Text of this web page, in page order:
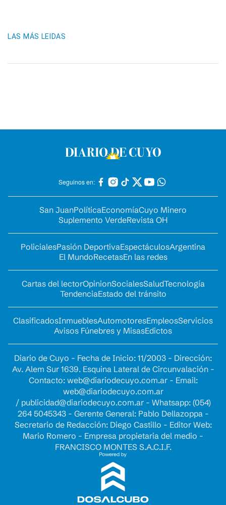
LAS MÁS LEIDAS
Seguinos en:
San JuanPolíticaEconomíaCuyo Minero
Suplemento VerdeRevista OH
PolicialesPasión DeportivaEspectáculosArgentina
El MundoRecetasEn las redes
Cartas del lectorOpinionSocialesSaludTecnología
TendenciaEstado del tránsito
ClasificadosInmueblesAutomotoresEmpleosServicios
Avisos Fúnebres y MisasEdictos
Diario de Cuyo - Fecha de Inicio: 11/2003 - Dirección:
Av. Alem Sur 1639. Esquina Lateral de Circunvalación -
Contacto: web@diariodecuyo.com.ar- Email:
web@diariodecuyo.com.ar
/ publicidad@diariodecuyo.com.ar- Whatsapp: (054)
264 5045343 - Gerente General: Pablo Dellazoppa -
Secretario de Redacción: Diego Castillo - Editor Web:
Mario Romero - Empresa propietaria del medio -
FRANCISCO MONTES S.A.C.I.F.